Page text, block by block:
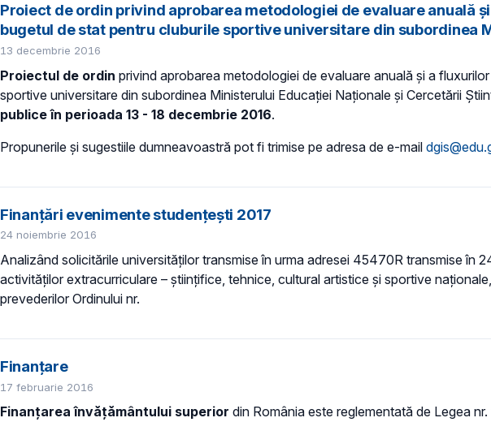
Proiect de ordin privind aprobarea metodologiei de evaluare anuală
bugetul de stat pentru cluburile sportive universitare din subordinea
13 decembrie 2016
Proiectul de ordin privind aprobarea metodologiei de evaluare anuală și a
sportive universitare din subordinea Ministerului Educației Naționale și Cercetării
publice în perioada 13 - 18 decembrie 2016.
Propunerile și sugestiile dumneavoastră pot fi trimise pe adresa de e-mail
Finanțări evenimente studențești 2017
24 noiembrie 2016
Analizând solicitările universităților transmise în urma adresei 45470R transmise în
activităților extracurriculare – științifice, tehnice, cultural artistice și sportive
prevederilor Ordinului nr.
Finanțare
17 februarie 2016
Finanțarea învățământului superior din România este reglementată de Legea